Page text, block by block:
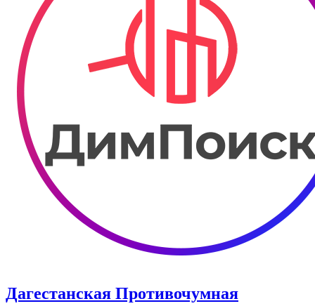
Дагестанская Противочумная